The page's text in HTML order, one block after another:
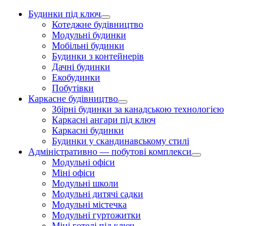
Будинки під ключ
Котеджне будівництво
Модульні будинки
Мобільні будинки
Будинки з контейнерів
Дачні будинки
Екобудинки
Побутівки
Каркасне будівництво
Збірні будинки за канадською технологією
Каркасні ангари під ключ
Каркасні будинки
Будинки у скандинавському стилі
Адміністративно — побутові комплекси
Модульні офіси
Міні офіси
Модульні школи
Модульні дитячі садки
Модульні містечка
Модульні гуртожитки